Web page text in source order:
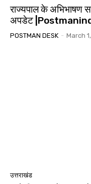
राज्यपाल के अभिभाषण
अपडेट
POSTMAN DESK - March
उत्तराखंड